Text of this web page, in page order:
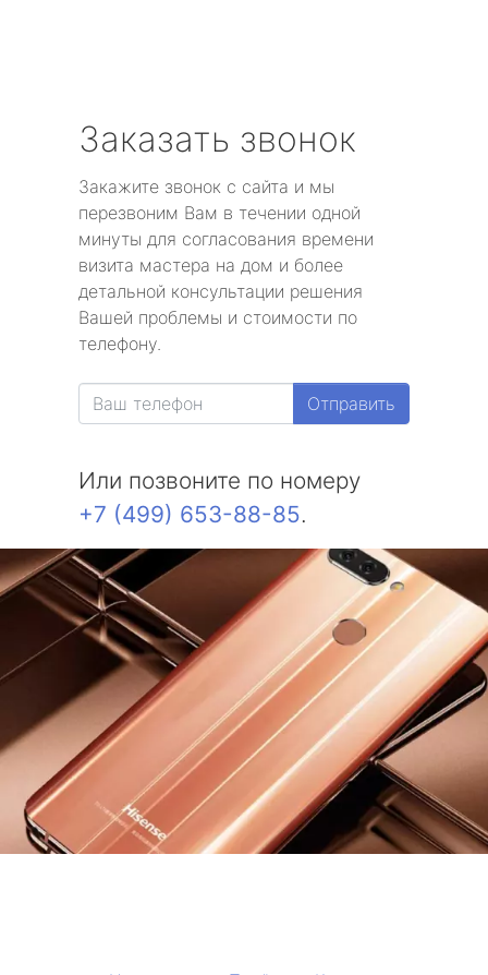
Заказать звонок
Закажите звонок с сайта и мы
перезвоним Вам в течении одной
минуты для согласования времени
визита мастера на дом и более
детальной консультации решения
Вашей проблемы и стоимости по
телефону.
Отправить
Или позвоните по номеру
+7 (499) 653-88-85.